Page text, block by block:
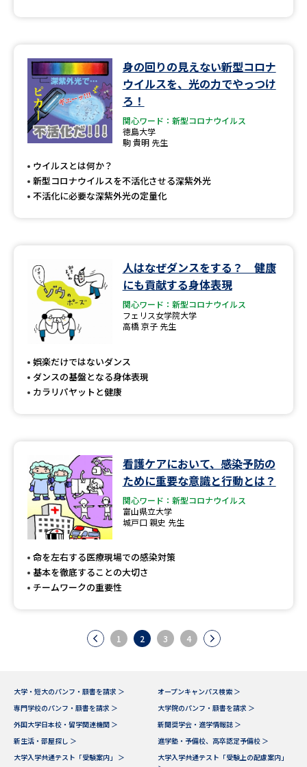
身の回りの見えない新型コロナ
ウイルスを、光の力でやっつけ
ろ！
関心ワード：新型コロナウイルス
徳島大学
駒 貴明 先生
ウイルスとは何か？
新型コロナウイルスを不活化させる深紫外光
不活化に必要な深紫外光の定量化
人はなぜダンスをする？ 健康
にも貢献する身体表現
関心ワード：新型コロナウイルス
フェリス女学院大学
高橋 京子 先生
娯楽だけではないダンス
ダンスの基盤となる身体表現
カラリパヤットと健康
看護ケアにおいて、感染予防の
ために重要な意識と行動とは？
関心ワード：新型コロナウイルス
富山県立大学
城戸口 親史 先生
命を左右する医療現場での感染対策
基本を徹底することの大切さ
チームワークの重要性
1 2 3 4
大学・短大のパンフ・願書を請求 ＞
オープンキャンパス検索 ＞
専門学校のパンフ・願書を請求 ＞
大学院のパンフ・願書を請求 ＞
外国大学日本校・留学関連機関 ＞
新聞奨学会・進学情報誌 ＞
新生活・部屋探し ＞
進学塾・予備校、高卒認定予備校 ＞
大学入学共通テスト「受験案内」 ＞
大学入学共通テスト「受験上の配慮案内」